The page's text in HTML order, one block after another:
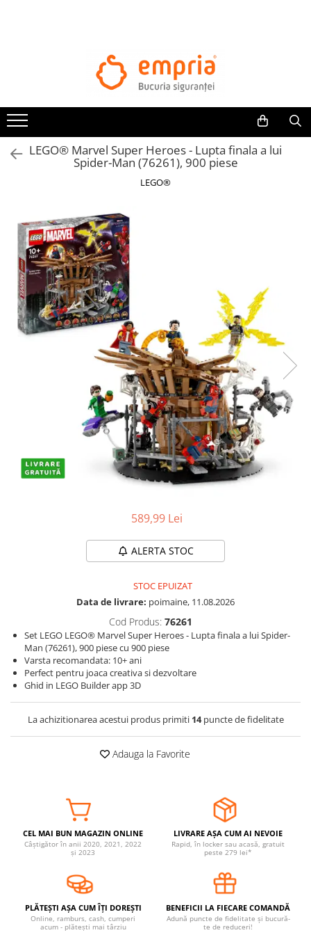
Bariere protectie pentru pat
Protectii mobilier
Banda protectie mobila copii
Sigurante pentru sertare si usi
Sigurante geamuri si usi glisante
Kituri de siguranta pentru copii si
bebelusi
Protectii casa
Protectii utile
Poarta siguranta copii
Deflectoare pentru aer conditionat
Protectii exterior
Casti antifonice pentru copii si
Echipament protectie bicicleta si
ski
Accesorii auto copii
Somnul bebelusului
Carucioare si scaune auto
Tarcuri copii / bebelusi
Igiena si ingrijire bebelusi
Diversificare bebelusi
Baia bebelusului
Maternitate
Jucarii copii si jocuri educative
Jucarii dentitie
Jocuri educative
Jucarii bebelusi
LEGO® Marvel Super Heroes - Lupta finala a lui
Spider-Man (76261), 900 piese
LEGO®
589,99 Lei
ALERTA STOC
STOC EPUIZAT
Data de livrare: poimaine, 11.08.2026
Cod Produs: 76261
Set LEGO LEGO® Marvel Super Heroes - Lupta finala a lui Spider-
Man (76261), 900 piese cu 900 piese
Varsta recomandata: 10+ ani
Perfect pentru joaca creativa si dezvoltare
Ghid in LEGO Builder app 3D
La achizitionarea acestui produs primiti 14puncte de fidelitate
Adauga la Favorite
CEL MAI BUN MAGAZIN ONLINE
Câștigător în anii 2020, 2021, 2022
și 2023
LIVRARE AȘA CUM AI NEVOIE
Rapid, în locker sau acasă, gratuit
peste 279 lei*
PLĂTEȘTI AȘA CUM ÎȚI DOREȘTI
Online, ramburs, cash, cumperi
acum - plătești mai târziu
BENEFICII LA FIECARE COMANDĂ
Adună puncte de fidelitate și bucură-
te de reduceri!